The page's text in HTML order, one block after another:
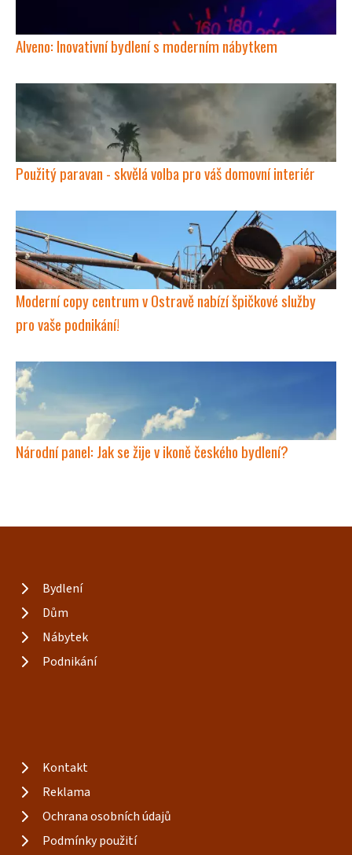
Alveno: Inovativní bydlení s moderním nábytkem
Použitý paravan - skvělá volba pro váš domovní interiér
Moderní copy centrum v Ostravě nabízí špičkové služby
pro vaše podnikání!
Národní panel: Jak se žije v ikoně českého bydlení?
Bydlení
Dům
Nábytek
Podnikání
Kontakt
Reklama
Ochrana osobních údajů
Podmínky použití